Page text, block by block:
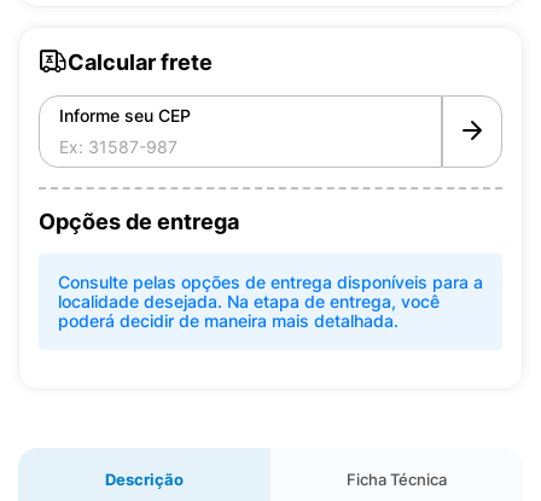
Calcular frete
Informe seu CEP
Opções de entrega
Consulte pelas opções de entrega disponíveis para a
localidade desejada. Na etapa de entrega, você
poderá decidir de maneira mais detalhada.
Descrição Ficha Técnica